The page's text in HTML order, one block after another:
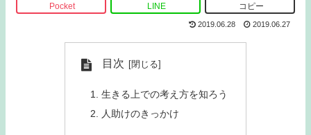
Pocket LINE コピー
2019.06.28 2019.06.27
目次
生きる上での考え方を知ろう
人助けのきっかけ